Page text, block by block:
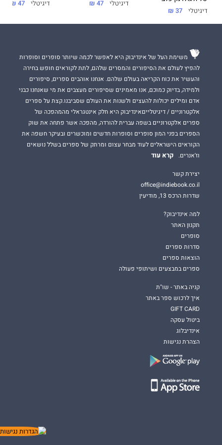
דיגיטלי 37 ₪
דיגיטלי 47 ₪
דיגיטלי 47 ₪
משימת העל של אינדיבוק היא לאפשר לכמה שיותר סופרים וסופרות
להפיץ לעולם את הסיפורים והמסרים שלהם, לתת לקוראים חופש בחירה
והעשיר את כוח הקריאה בעולם שלהם. אנחנו אוהבים ספרים, סיפורים
ולמידה, בדיוק כמוכם, אנו מאמינים שסיפורים מעצבים את מי שאנחנו כבני
אדם ומילים יכולות להעצים ולשנות את העולם שסביבנו.קצת על ספרים
אלקטרוניים / דיגיטלייםאינדיבוק היא חלק אינטגראלי מהמהפכה של
ספרים אלקטרוניים בשפה עברית להורדה, מהפכה אשר פתחה את שוק
הספרים בפני המון סופרים וסופרות חדשים ומוכשרים ובעיקר חשפה את
הקוראים הישראלים לעוד מבחר עצום ומרתק של ספרים בשלל נושאים
וז'אנרים.
קרא עוד
יצירת קשר
office@indiebook.co.il
שדרות הרכס 13, מודיעין
למה אינדיבוק?
תקנון האתר
סופרים
סדרות ספרים
הוצאות ספרים
ספרים במבצעים ושיתופי פעולה
קניה באתר - שו"ת
איך לרכוש ספר באתר
GIFT CARD
ביטול עסקה
אינדיבלוג
הצהרת נגישות